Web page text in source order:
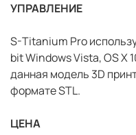
УПРАВЛЕНИЕ
S-Titanium Pro
bit Windows Vista, OS X
данная модель 3D
формате STL.
ЦЕНА